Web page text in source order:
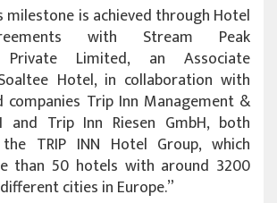
milestone is achieved through Hotel
with Stream Peak
Private Limited, an Associate
Hotel, in collaboration with
Trip Inn Management &
and Trip Inn Riesen GmbH, both
TRIP INN Hotel Group, which
than 50 hotels with around 3200
cities in Europe.”